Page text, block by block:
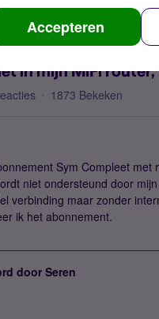
Accepteren
in mijn MiFi router,
1873 Bekeken
Sym Compleet
niet ondersteund door
verbinding maar zonder
ik het abonnement.
doorSeren